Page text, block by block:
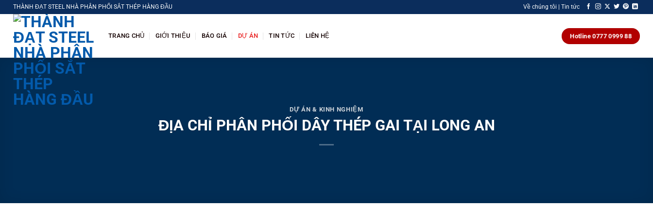
Chuyển
dung
THÀNH ĐẠT STEEL NHÀ PHÂN PHỐI SẮT THÉP HÀNG ĐẦU Về chúng tôi | Tin tức
TRANG CHỦ GIỚI THIỆU BÁO GIÁ DỰ ÁN TIN TỨC LIÊN HỆ Hotline 0777 0999 88
DỰ ÁN & KINH NGHIỆM
ĐỊA CHỈ PHÂN PHỐI DÂY THÉP GAI TẠI LONG AN